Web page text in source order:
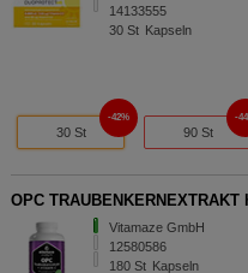
14133555
30 St Kapseln
30 St
42%
90 St
OPC
Vitamaze GmbH
12580586
180 St Kapseln